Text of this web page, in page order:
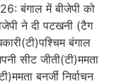
बंगाल में बीजेपी को
ने दी पटखनी (टैग
बंगाल
सीट जीती(टी)ममता
बनर्जी निर्वाचन